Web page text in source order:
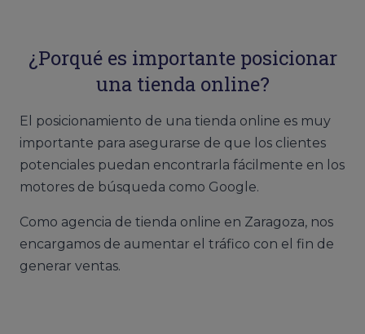
¿Porqué es importante posicionar
una tienda online?
El posicionamiento de una tienda online es muy
importante para asegurarse de que los clientes
potenciales puedan encontrarla fácilmente en los
motores de búsqueda como Google.
Como agencia de tienda online en Zaragoza, nos
encargamos de aumentar el tráfico con el fin de
generar ventas.